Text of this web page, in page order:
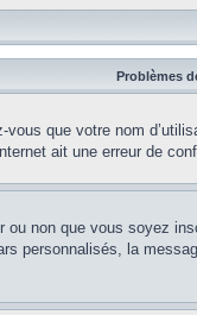
Problèmes
que votre nom
ait une erreur de
non que vous soyez
la